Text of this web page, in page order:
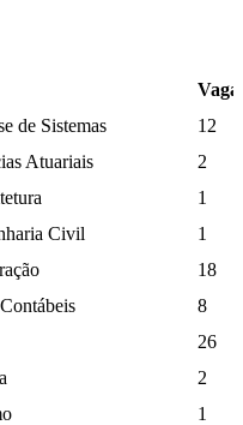
de Sistemas
12
Atuariais
2
1
Civil
1
18
8
26
2
1